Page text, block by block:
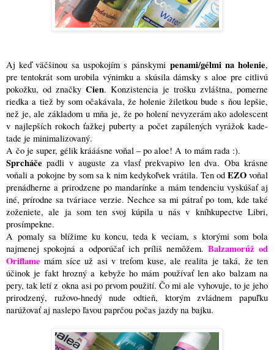
Aj keď väčšinou sa uspokojím s pánskymi penami/gélmi na holenie,
pre tentokrát som urobila výnimku a skúsila dámsky s aloe pre citlivú
pokožku, od značky Cien. Konzistencia je trošku zvláštna, pomerne
riedka a tiež by som očakávala, že holenie žiletkou bude s ňou lepšie,
než je, ale základom u mňa je, že po holení nevyzerám ako adolescent
v najlepších rokoch ťažkej puberty a počet zapálených vyrážok kade-
tade je minimalizovaný.
A čo je super, gélik krááásne voňal – po aloe! A to mám rada :).
Sprcháče padli v auguste za vlasť prekvapivo len dva. Oba krásne
voňali a pokojne by som sa k nim kedykoľvek vrátila. Ten od EZO voňal
prenádherne a prirodzene po mandarínke a mám tendenciu vyskúšať aj
iné, prírodne sa tváriace verzie. Nechce sa mi pátrať po tom, kde také
zoženiete, ale ja som ten svoj kúpila u nás v kníhkupectve Libri,
prosímpekne.
A pomaly sa blížime ku koncu, teda k veciam, s ktorými som bola
najmenej spokojná a odporúčať ich príliš nemôžem. Balzamorúž od
Oriflame mám síce už asi v treťom kuse, ale realita je taká, že ten
účinok je fakt hrozný a kebyže ho mám používať len ako balzam na
pery, tak letí z okna asi po prvom použití. Čo mi ale vyhovuje, to je jeho
prirodzený, ružovo-hnedý nude odtieň, ktorým zvládnem papuľku
narúžovať aj naslepo ľavou paprčou počas jazdy na bajku.